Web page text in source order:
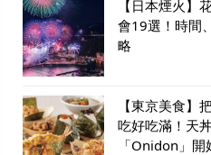
【日本煙火】
會19選！時間
略
【東京美食】
吃好吃滿！天
「Onidon」